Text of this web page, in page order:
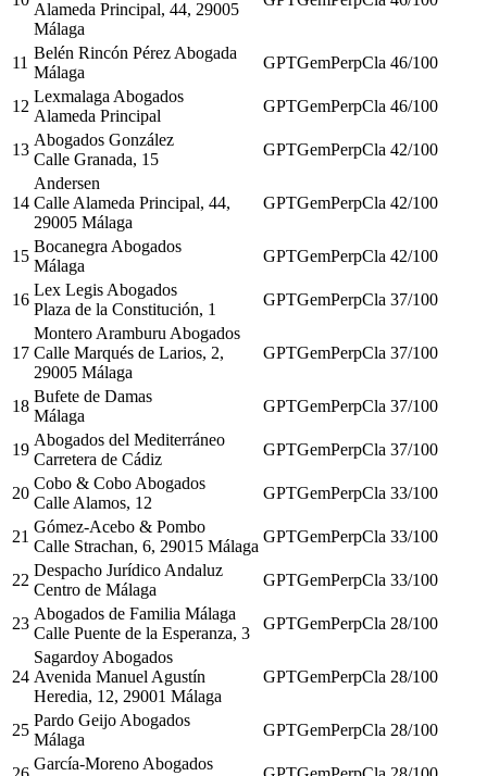
Alameda Principal, 44, 29005
Málaga
11
Belén Rincón Pérez Abogada
Málaga
GPTGemPerpCla 46/100
12
Lexmalaga Abogados
Alameda Principal
GPTGemPerpCla 46/100
13
Abogados González
Calle Granada, 15
GPTGemPerpCla 42/100
14
Andersen
Calle Alameda Principal, 44,
29005 Málaga
GPTGemPerpCla 42/100
15
Bocanegra Abogados
Málaga
GPTGemPerpCla 42/100
16
Lex Legis Abogados
Plaza de la Constitución, 1
GPTGemPerpCla 37/100
17
Montero Aramburu Abogados
Calle Marqués de Larios, 2,
29005 Málaga
GPTGemPerpCla 37/100
18
Bufete de Damas
Málaga
GPTGemPerpCla 37/100
19
Abogados del Mediterráneo
Carretera de Cádiz
GPTGemPerpCla 37/100
20
Cobo & Cobo Abogados
Calle Alamos, 12
GPTGemPerpCla 33/100
21
Gómez-Acebo & Pombo
Calle Strachan, 6, 29015 Málaga
GPTGemPerpCla 33/100
22
Despacho Jurídico Andaluz
Centro de Málaga
GPTGemPerpCla 33/100
23
Abogados de Familia Málaga
Calle Puente de la Esperanza, 3
GPTGemPerpCla 28/100
24
Sagardoy Abogados
Avenida Manuel Agustín
Heredia, 12, 29001 Málaga
GPTGemPerpCla 28/100
25
Pardo Geijo Abogados
Málaga
GPTGemPerpCla 28/100
García-Moreno Abogados